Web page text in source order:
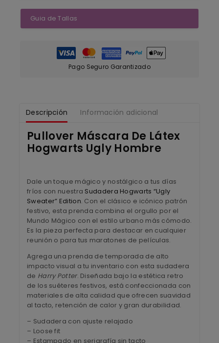
Guia de Tallas
Pago Seguro Garantizado
Descripción Información adicional
Pullover Máscara De Látex
Hogwarts Ugly Hombre
Dale un toque mágico y nostálgico a tus días
fríos con nuestra Sudadera Hogwarts “Ugly
Sweater” Edition. Con el clásico e icónico patrón
festivo, esta prenda combina el orgullo por el
Mundo Mágico con el estilo urbano más cómodo.
Es la pieza perfecta para destacar en cualquier
reunión o para tus maratones de películas.
Agrega una prenda de temporada de alto
impacto visual a tu inventario con esta sudadera
de Harry Potter. Diseñada bajo la estética retro
de los suéteres festivos, está confeccionada con
materiales de alta calidad que ofrecen suavidad
al tacto, retención de calor y gran durabilidad.
– Sudadera con ajuste relajado
– Loose fit
– Estampado en serigrafía sin tacto